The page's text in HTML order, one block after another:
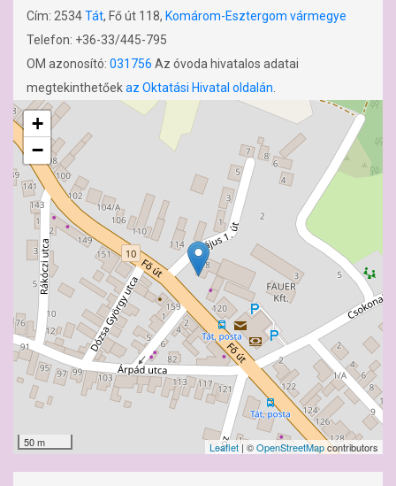
Cím: 2534Tát, Fő út 118, Komárom-Esztergom vármegye
Telefon: +36-33/445-795
OM azonosító: 031756 Az óvoda hivatalos adatai
megtekinthetőekaz Oktatási Hivatal oldalán
+
−
50 m Leaflet| ©OpenStreetMapcontributors